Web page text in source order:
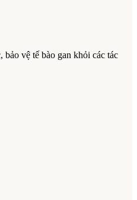
vệ tế bào gan khỏi các tác